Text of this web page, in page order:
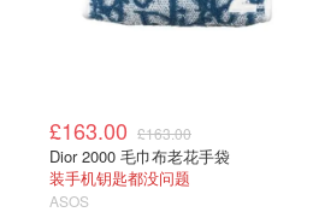
£163.00 £163.00
Dior 2000 毛巾布老花手袋
装手机钥匙都没问题
ASOS